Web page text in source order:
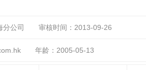
分公司 审核时间： 2013-09-26
年龄：2005-05-13